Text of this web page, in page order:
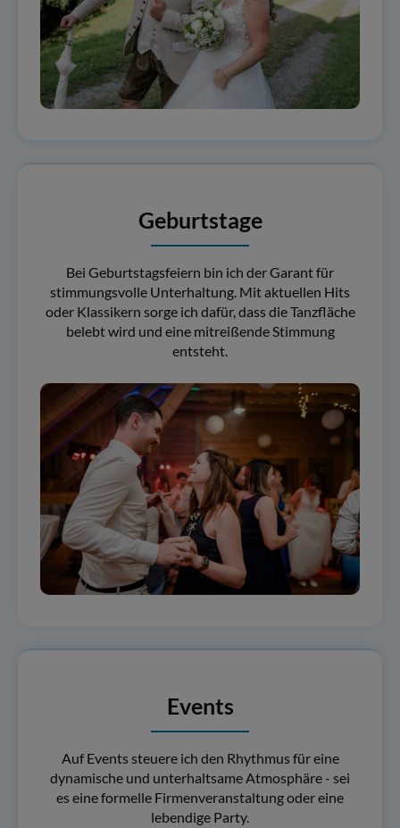
Geburtstage
Bei Geburtstagsfeiern bin ich der Garant für
stimmungsvolle Unterhaltung. Mit aktuellen Hits
oder Klassikern sorge ich dafür, dass die Tanzfläche
belebt wird und eine mitreißende Stimmung
entsteht.
Events
Auf Events steuere ich den Rhythmus für eine
dynamische und unterhaltsame Atmosphäre - sei
es eine formelle Firmenveranstaltung oder eine
lebendige Party.